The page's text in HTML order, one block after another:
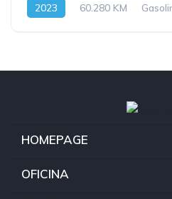
2023 60.280 KM
HOMEPAGE
OFICINA